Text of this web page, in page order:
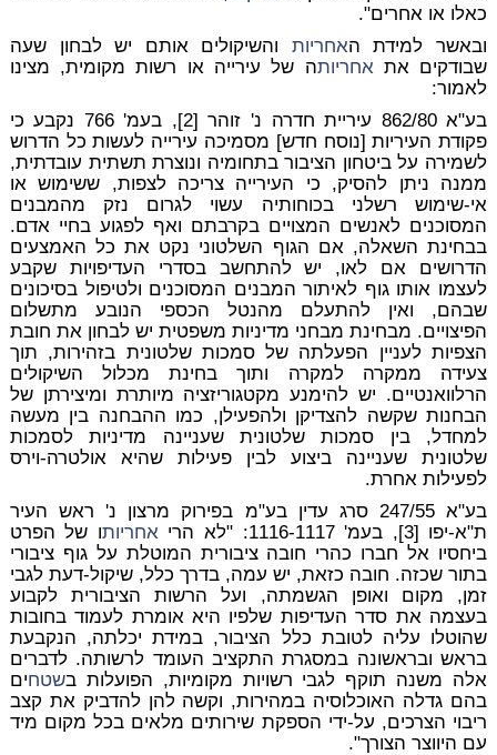
כאלו או אחרים".
ובאשר למידת האחריות והשיקולים אותם יש לבחון שעה
שבודקים את אחריותה של עירייה או רשות מקומית, מצינו
לאמור:
בע"א 862/80 עיריית חדרה נ' זוהר [2], בעמ' 766 נקבע כי
פקודת העיריות [נוסח חדש] מסמיכה עירייה לעשות כל הדרוש
לשמירה על ביטחון הציבור בתחומיה ונוצרת תשתית עובדתית,
ממנה ניתן להסיק, כי העירייה צריכה לצפות, ששימוש או
אי-שימוש רשלני בכוחותיה עשוי לגרום נזק מהמבנים
המסוכנים לאנשים המצויים בקרבתם ואף לפגוע בחיי אדם.
בבחינת השאלה, אם הגוף השלטוני נקט את כל האמצעים
הדרושים אם לאו, יש להתחשב בסדרי העדיפויות שקבע
לעצמו אותו גוף לאיתור המבנים המסוכנים ולטיפול בסיכונים
שבהם, ואין להתעלם מהנטל הכספי הנובע מתשלום
הפיצויים. מבחינת מבחני מדיניות משפטית יש לבחון את חובת
הצפיות לעניין הפעלתה של סמכות שלטונית בזהירות, תוך
צעידה ממקרה למקרה ותוך בחינת מכלול השיקולים
הרלוואנטיים. יש להימנע מקטגוריזציה מיותרת ומיצירתן של
הבחנות שקשה להצדיקן ולהפעילן, כמו ההבחנה בין מעשה
למחדל, בין סמכות שלטונית שעניינה מדיניות לסמכות
שלטונית שעניינה ביצוע לבין פעילות שהיא אולטרה-וירס
לפעילות אחרת.
בע"א 247/55 סרג עדין בע"מ בפירוק מרצון נ' ראש העיר
ת"א-יפו [3], בעמ' 1116-1117: "לא הרי
אחריותו של הפרט
ביחסיו אל חברו כהרי חובה ציבורית המוטלת על גוף ציבורי
בתור שכזה. חובה כזאת, יש עמה, בדרך כלל, שיקול-דעת לגבי
זמן, מקום ואופן הגשמתה, ועל הרשות הציבורית לקבוע
בעצמה את סדר העדיפות שלפיו היא אומרת לעמוד בחובות
שהוטלו עליה לטובת כלל הציבור, במידת יכלתה, הנקבעת
בראש ובראשונה במסגרת התקציב העומד לרשותה.לדברים
אלה משנה תוקף לגבי רשויות מקומיות, הפועלות בשטחים
בהם גדלה האוכלוסיה במהירות, וקשה להן להדביק את קצב
ריבוי הצרכים, על-ידי הספקת שירותים מלאים בכל מקום מיד
עם היווצר הצורך".